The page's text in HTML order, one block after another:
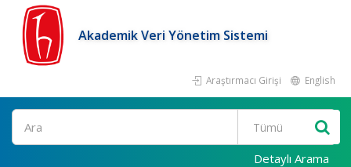
Akademik Veri Yönetim Sistemi
Araştırmacı Girişi English
Ara
Detaylı Arama